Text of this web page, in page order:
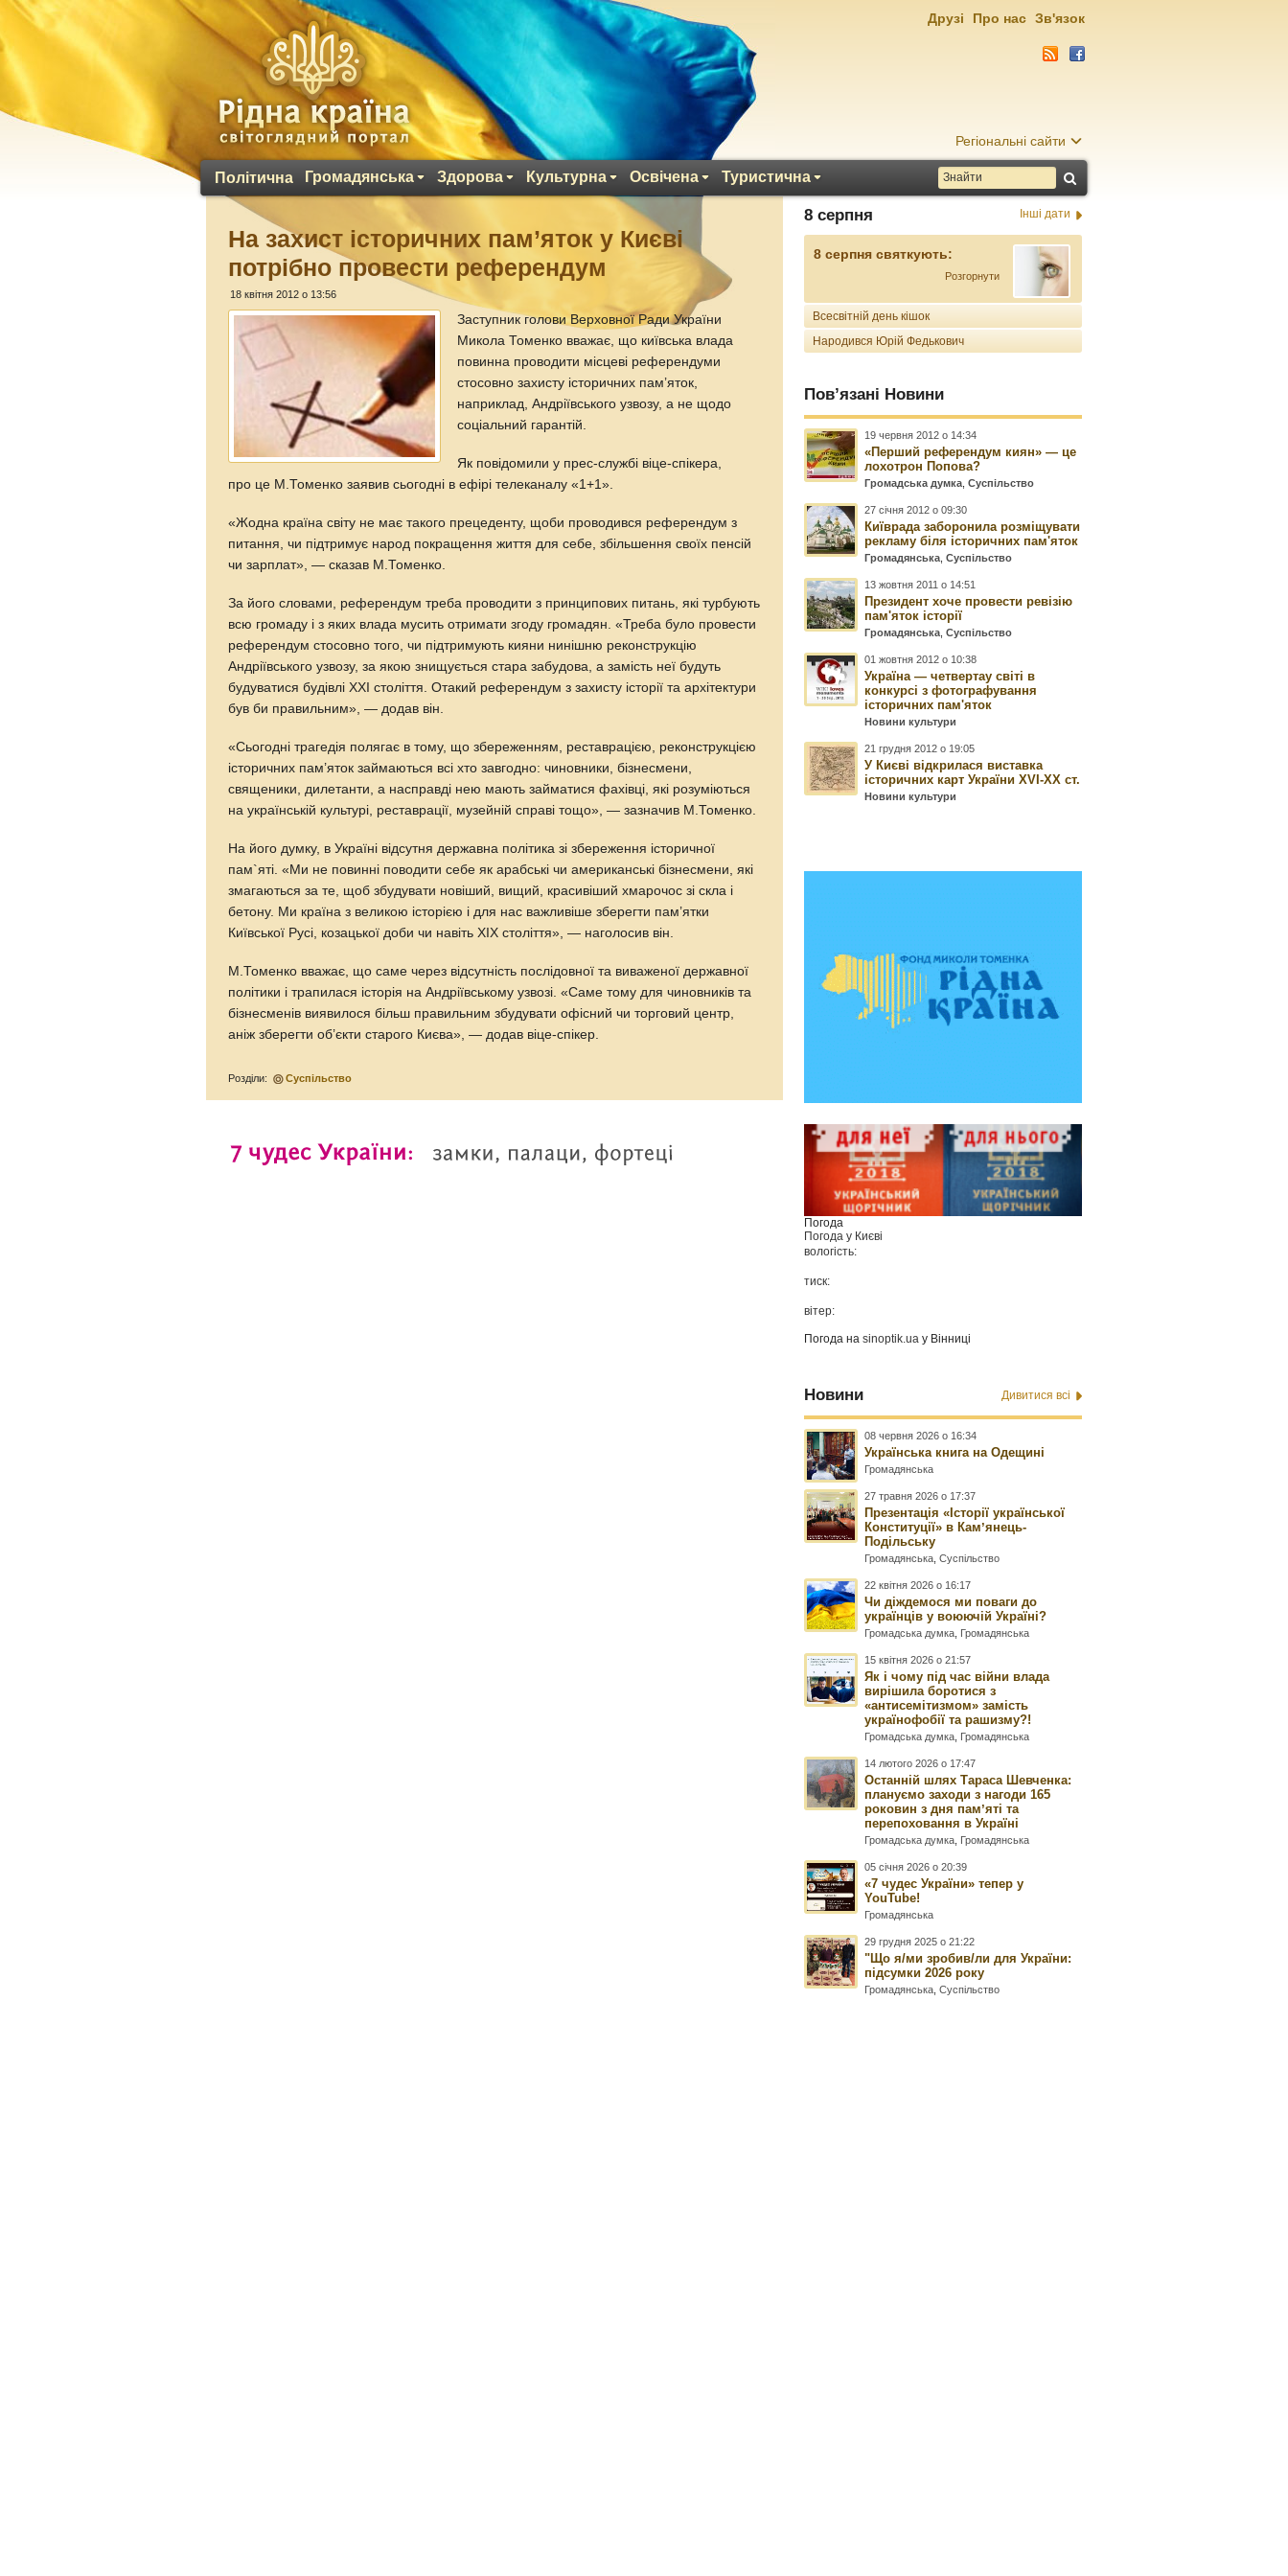
Регіональні сайти
Політична Громадянська Здорова Культурна Освічена Туристична
Друзі Про нас Зв'язок
На захист історичних пам’яток у Києві
потрібно провести референдум
18 квітня 2012 о 13:56
Заступник голови Верховної Ради України
Микола Томенко вважає, що київська влада
повинна проводити місцеві референдуми
стосовно захисту історичних пам’яток,
наприклад, Андріївського узвозу, а не щодо
соціальний гарантій.
Як повідомили у прес-службі віце-спікера,
про це М.Томенко заявив сьогодні в ефірі телеканалу «1+1».
«Жодна країна світу не має такого прецеденту, щоби проводився референдум з
питання, чи підтримує народ покращення життя для себе, збільшення своїх пенсій
чи зарплат», — сказав М.Томенко.
За його словами, референдум треба проводити з принципових питань, які турбують
всю громаду і з яких влада мусить отримати згоду громадян. «Треба було провести
референдум стосовно того, чи підтримують кияни нинішню реконструкцію
Андріївського узвозу, за якою знищується стара забудова, а замість неї будуть
будуватися будівлі ХХІ століття. Отакий референдум з захисту історії та архітектури
був би правильним», — додав він.
«Сьогодні трагедія полягає в тому, що збереженням, реставрацією, реконструкцією
історичних пам’яток займаються всі хто завгодно: чиновники, бізнесмени,
священики, дилетанти, а насправді нею мають займатися фахівці, які розуміються
на українській культурі, реставрації, музейній справі тощо», — зазначив М.Томенко.
На його думку, в Україні відсутня державна політика зі збереження історичної
пам`яті. «Ми не повинні поводити себе як арабські чи американські бізнесмени, які
змагаються за те, щоб збудувати новіший, вищий, красивіший хмарочос зі скла і
бетону. Ми країна з великою історією і для нас важливіше зберегти пам’ятки
Київської Русі, козацької доби чи навіть ХІХ століття», — наголосив він.
М.Томенко вважає, що саме через відсутність послідовної та виваженої державної
політики і трапилася історія на Андріївському узвозі. «Саме тому для чиновників та
бізнесменів виявилося більш правильним збудувати офісний чи торговий центр,
аніж зберегти об’єкти старого Києва», — додав віце-спікер.
Розділи: Суспільство
8 серпня Інші дати
8 серпня святкують:
Розгорнути
Всесвітній день кішок
Народився Юрій Федькович
Пов’язані Новини
19 червня 2012 о 14:34
«Перший референдум киян» — це
лохотрон Попова?
Громадська думка ,Суспільство
27 січня 2012 о 09:30
Київрада заборонила розміщувати
рекламу біля історичних пам'яток
Громадянська ,Суспільство
13 жовтня 2011 о 14:51
Президент хоче провести ревізію
пам'яток історії
Громадянська ,Суспільство
01 жовтня 2012 о 10:38
Україна — четвертау світі в
конкурсі з фотографування
історичних пам'яток
Новини культури
21 грудня 2012 о 19:05
У Києві відкрилася виставка
історичних карт України XVI-XX ст.
Новини культури
Погода
Погода у Києві
вологість:
тиск:
вітер:
Погода наsinoptik.ua у Вінниці
Новини Дивитися всі
08 червня 2026 о 16:34
Українська книга на Одещині
Громадянська
27 травня 2026 о 17:37
Презентація «Історії української
Конституції» в Камʼянець-
Подільську
Громадянська ,Суспільство
22 квітня 2026 о 16:17
Чи діждемося ми поваги до
українців у воюючій Україні?
Громадська думка Громадянська
15 квітня 2026 о 21:57
Як і чому під час війни влада
вирішила боротися з
«антисемітизмом» замість
українофобії та рашизму?!
Громадська думка Громадянська
14 лютого 2026 о 17:47
Останній шлях Тараса Шевченка:
плануємо заходи з нагоди 165
роковин з дня памʼяті та
перепоховання в Україні
Громадська думка Громадянська
05 січня 2026 о 20:39
«7 чудес України» тепер у
YouTube!
Громадянська
29 грудня 2025 о 21:22
"Що я/ми зробив/ли для України:
підсумки 2026 року
Громадянська ,Суспільство